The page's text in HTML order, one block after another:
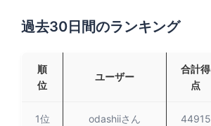
過去30日間のランキング
順
位
ユーザー
合計得
点
1位 odashiiさん 44915